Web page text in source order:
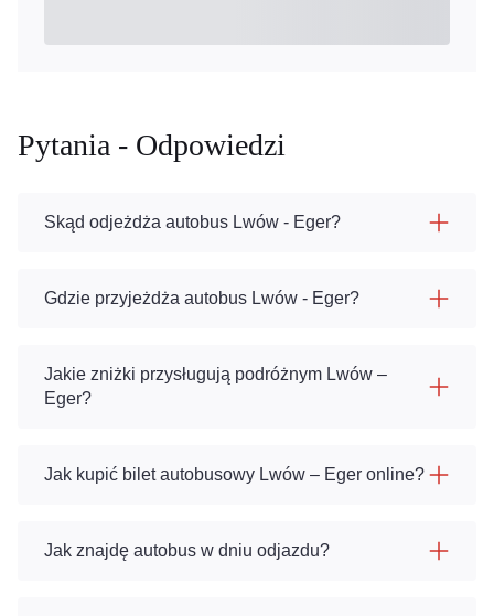
Pytania - Odpowiedzi
Skąd odjeżdża autobus Lwów - Eger?
Gdzie przyjeżdża autobus Lwów - Eger?
Jakie zniżki przysługują podróżnym Lwów –
Eger?
Jak kupić bilet autobusowy Lwów – Eger online?
Jak znajdę autobus w dniu odjazdu?